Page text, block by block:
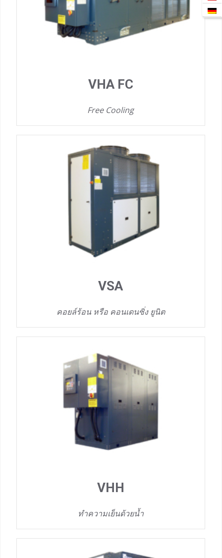
VHA FC
Free Cooling
VSA
คอยล์ร้อน หรือ คอนเดนซิ่ง ยูนิต
VHH
ทำความเย็นด้วยน้ำ